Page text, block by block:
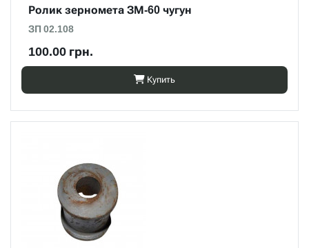
Ролик зерномета ЗМ-60 чугун
ЗП 02.108
100.00 грн.
Купить